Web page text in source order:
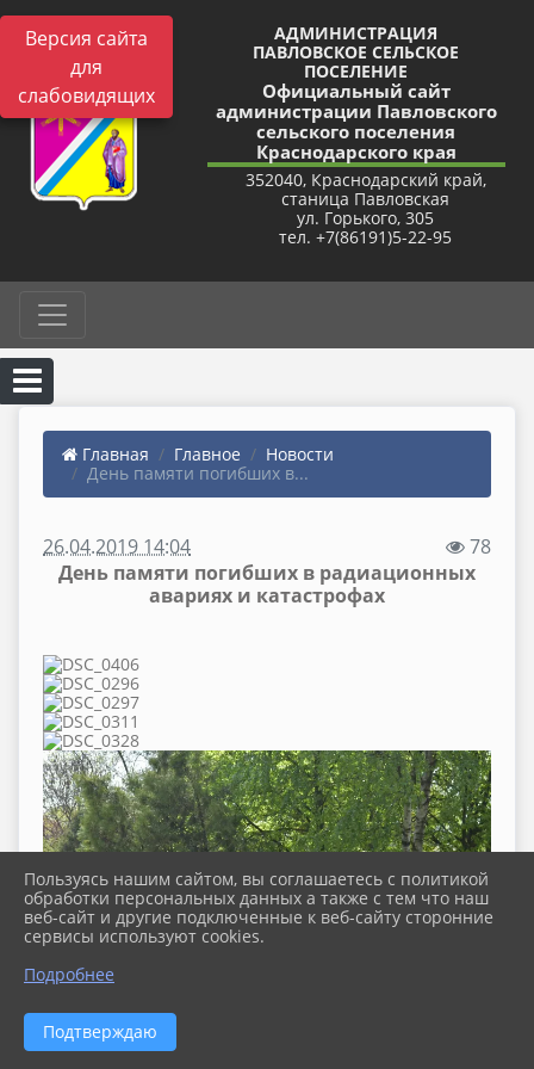
Версия сайта
для
слабовидящих
АДМИНИСТРАЦИЯ
ПАВЛОВСКОЕ СЕЛЬСКОЕ
ПОСЕЛЕНИЕ
Официальный сайт
администрации Павловского
сельского поселения
Краснодарского края
352040, Краснодарский край,
станица Павловская
ул. Горького, 305
тел. +7(86191)5-22-95
Главная Главное
Новости
День памяти погибших в...
26.04.2019 14:04
78
День памяти погибших в радиационных
авариях и катастрофах
Пользуясь нашим сайтом, вы соглашаетесь с политикой
обработки персональных данных а также с тем что наш
веб-сайт и другие подключенные к веб-сайту сторонние
сервисы используют cookies.
Подробнее
Подтверждаю